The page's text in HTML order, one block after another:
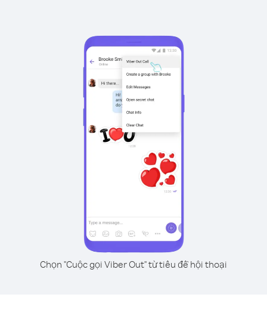
Chọn "Cuộc gọi Viber Out" từ tiêu đề hội thoại